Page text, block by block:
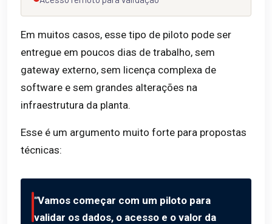
Em muitos casos, esse tipo de piloto pode ser
entregue em poucos dias de trabalho, sem
gateway externo, sem licença complexa de
software e sem grandes alterações na
infraestrutura da planta.
Esse é um argumento muito forte para propostas
técnicas:
"Vamos começar com um piloto para
validar os dados, o acesso e o valor da